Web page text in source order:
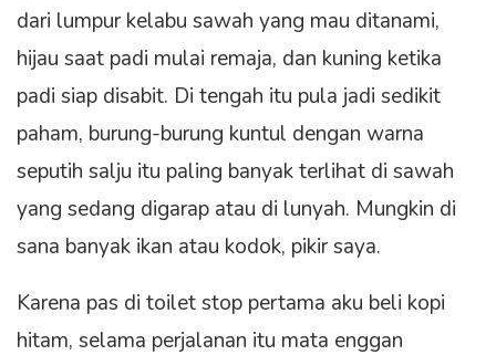
dari lumpur kelabu sawah yang mau ditanami,
hijau saat padi mulai remaja, dan kuning ketika
padi siap disabit. Di tengah itu pula jadi sedikit
paham, burung-burung kuntul dengan warna
seputih salju itu paling banyak terlihat di sawah
yang sedang digarap atau di lunyah. Mungkin di
sana banyak ikan atau kodok, pikir saya.
Karena pas di toilet stop pertama aku beli kopi
hitam, selama perjalanan itu mata enggan